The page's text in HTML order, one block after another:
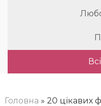
Головна » 20 цікавих